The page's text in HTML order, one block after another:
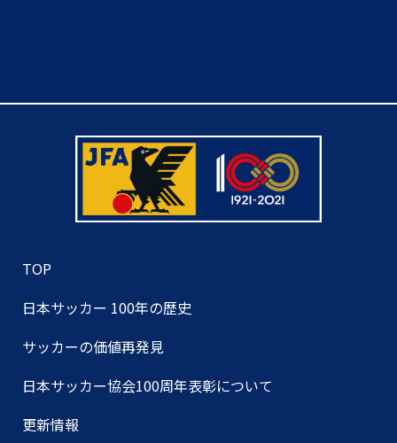
TOP
日本サッカー 100年の歴史
サッカーの価値再発見
日本サッカー協会100周年表彰について
更新情報